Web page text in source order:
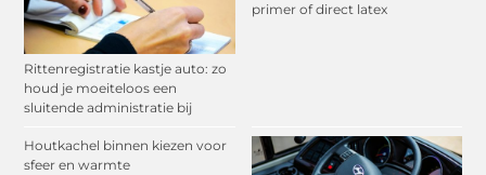
Rittenregistratie kastje auto: zo
houd je moeiteloos een
sluitende administratie bij
primer of direct latex
Houtkachel binnen kiezen voor
sfeer en warmte